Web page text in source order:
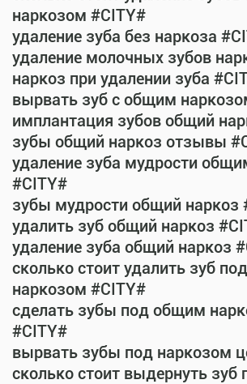
наркозом #CITY#
удаление зуба без наркоза
удаление молочных зубов
наркоз при удалении зуба
вырвать зуб с общим
имплантация зубов общий
зубы общий наркоз отзывы
удаление зуба мудрости
#CITY#
зубы мудрости общий наркоз
удалить зуб общий наркоз
удаление зуба общий наркоз
сколько стоит удалить зуб
наркозом #CITY#
сделать зубы под общим
#CITY#
вырвать зубы под наркозом
сколько стоит выдернуть зуб